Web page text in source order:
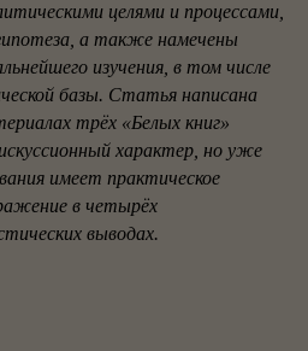
целями и процессами,
а также намечены
изучения, в том числе
базы. Статья написана
трёх «Белых книг»
характер, но уже
имеет практическое
в четырёх
выводах.